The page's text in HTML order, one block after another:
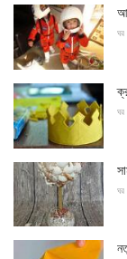
ঘর
ঘর
ঘর